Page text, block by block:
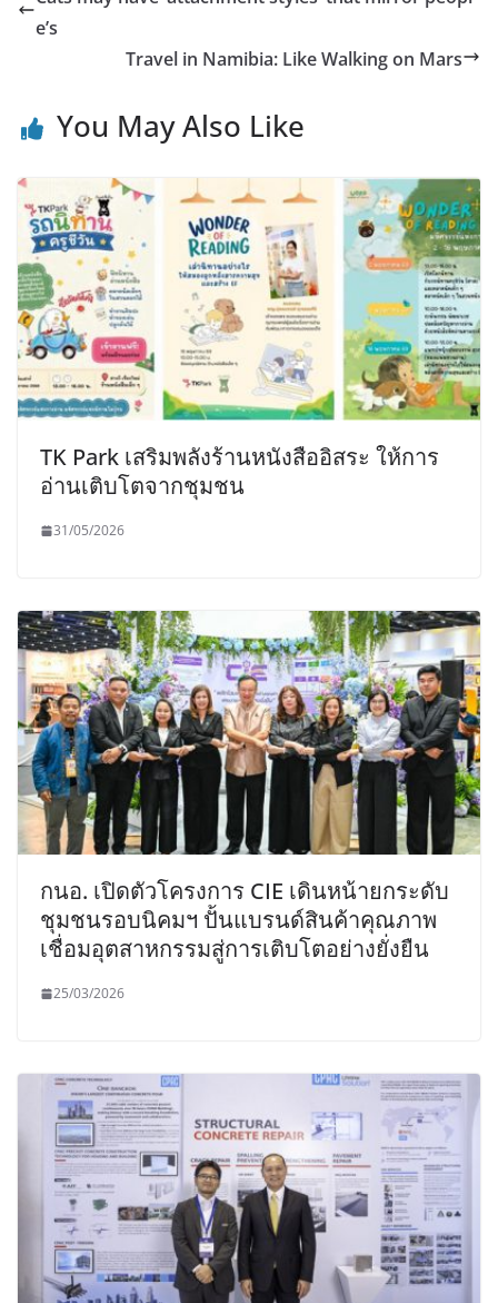
e’s
Travel in Namibia: Like Walking on Mars
You May Also Like
TK Park เสริมพลังร้านหนังสืออิสระ ให้การ
อ่านเติบโตจากชุมชน
31/05/2026
กนอ. เปิดตัวโครงการ CIE เดินหน้ายกระดับ
ชุมชนรอบนิคมฯ ปั้นแบรนด์สินค้าคุณภาพ
เชื่อมอุตสาหกรรมสู่การเติบโตอย่างยั่งยืน
25/03/2026